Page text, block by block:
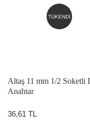
TÜKENDİ
Altaş 11 mm 1/2 Soketli
Anahtar
36,61 TL